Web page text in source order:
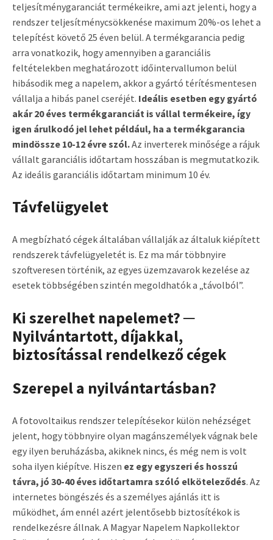
teljesítménygaranciát termékeikre, ami azt jelenti, hogy a
rendszer teljesítménycsökkenése maximum 20%-os lehet a
telepítést követő 25 éven belül. A termékgarancia pedig
arra vonatkozik, hogy amennyiben a garanciális
feltételekben meghatározott időintervallumon belül
hibásodik meg a napelem, akkor a gyártó térítésmentesen
vállalja a hibás panel cseréjét. Ideális esetben egy gyártó
akár 20 éves termékgaranciát is vállal termékeire, így
igen árulkodó jel lehet például, ha a termékgarancia
mindössze 10-12 évre szól.Az inverterek minősége a rájuk
vállalt garanciális időtartam hosszában is megmutatkozik.
Az ideális garanciális időtartam minimum 10 év.
Távfelügyelet
A megbízható cégek általában vállalják az általuk kiépített
rendszerek távfelügyeletét is. Ez ma már többnyire
szoftveresen történik, az egyes üzemzavarok kezelése az
esetek többségében szintén megoldhatók a „távolból”.
Ki szerelhet napelemet? ─
Nyilvántartott, díjakkal,
biztosítással rendelkező cégek
Szerepel a nyilvántartásban?
A fotovoltaikus rendszer telepítésekor külön nehézséget
jelent, hogy többnyire olyan magánszemélyek vágnak bele
egy ilyen beruházásba, akiknek nincs, és még nem is volt
soha ilyen kiépítve. Hiszen ez egy egyszeri és hosszú
távra, jó 30-40 éves időtartamra szóló elköteleződés. Az
internetes böngészés és a személyes ajánlás itt is
működhet, ám ennél azért jelentősebb biztosítékok is
rendelkezésre állnak. A Magyar Napelem Napkollektor